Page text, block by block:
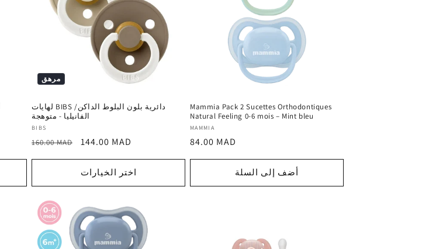
مرهق
لهايات BIBS دائرية بلون البلوط الداكن/
الفانيليا - متوهجة
المورد
:
BIBS
السعر
160.00 MAD
سعر
144.00 MAD
اختر الخيارات
Mammia Pack 2 Sucettes Orthodontiques
Natural Feeling 0-6 mois – Mint bleu
المورد
:
MAMMIA
السعر
84.00 MAD
أضف إلى السلة